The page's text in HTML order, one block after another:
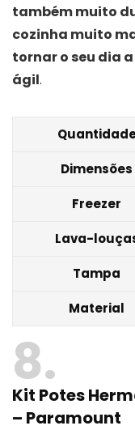
também muito
cozinha muito
tornar o seu dia
ágil.
Dimensões
Freezer
Lava-
Tampa
Material
8
Kit Potes
– Paramount